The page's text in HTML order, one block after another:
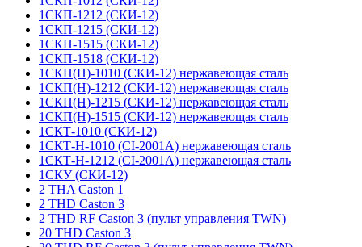
1СКП-1212 (СКИ-12)
1СКП-1215 (СКИ-12)
1СКП-1515 (СКИ-12)
1СКП-1518 (СКИ-12)
1СКП(Н)-1010 (СКИ-12) нержавеющая сталь
1СКП(Н)-1212 (СКИ-12) нержавеющая сталь
1СКП(Н)-1215 (СКИ-12) нержавеющая сталь
1СКП(Н)-1515 (СКИ-12) нержавеющая сталь
1СКТ-1010 (СКИ-12)
1СКТ-Н-1010 (CI-2001A) нержавеющая сталь
1СКТ-Н-1212 (CI-2001A) нержавеющая сталь
1СКУ (СКИ-12)
2 THA Caston 1
2 THD Caston 3
2 THD RF Caston 3 (пульт управления TWN)
20 THD Caston 3